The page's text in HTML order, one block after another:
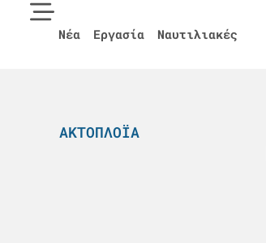
Νέα Εργασία Ναυτιλιακές
ΑΚΤΟΠΛΟΪΑ